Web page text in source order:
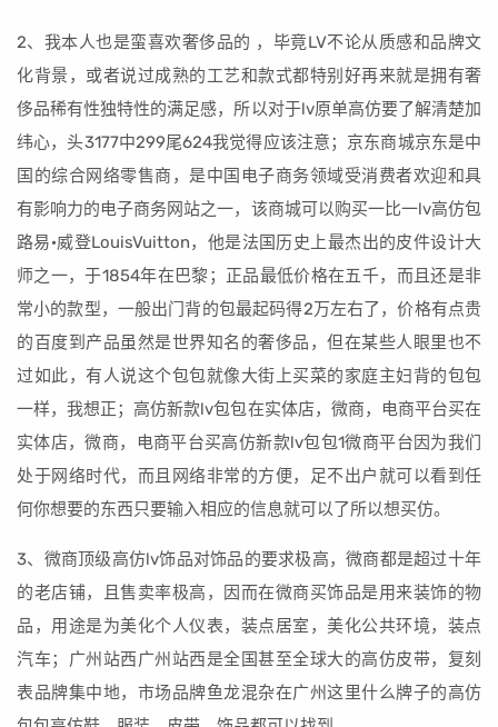
2、我本人也是蛮喜欢奢侈品的 ，毕竟LV不论从质感和品牌文
化背景，或者说过成熟的工艺和款式都特别好再来就是拥有奢
侈品稀有性独特性的满足感，所以对于lv原单高仿要了解清楚加
纬心，头3177中299尾624我觉得应该注意；京东商城京东是中
国的综合网络零售商，是中国电子商务领域受消费者欢迎和具
有影响力的电子商务网站之一，该商城可以购买一比一lv高仿包
路易·威登LouisVuitton，他是法国历史上最杰出的皮件设计大
师之一，于1854年在巴黎；正品最低价格在五千，而且还是非
常小的款型，一般出门背的包最起码得2万左右了，价格有点贵
的百度到产品虽然是世界知名的奢侈品，但在某些人眼里也不
过如此，有人说这个包包就像大街上买菜的家庭主妇背的包包
一样，我想正；高仿新款lv包包在实体店，微商，电商平台买在
实体店，微商，电商平台买高仿新款lv包包1微商平台因为我们
处于网络时代，而且网络非常的方便，足不出户就可以看到任
何你想要的东西只要输入相应的信息就可以了所以想买仿。
3、微商顶级高仿lv饰品对饰品的要求极高，微商都是超过十年
的老店铺，且售卖率极高，因而在微商买饰品是用来装饰的物
品，用途是为美化个人仪表，装点居室，美化公共环境，装点
汽车；广州站西广州站西是全国甚至全球大的高仿皮带，复刻
表品牌集中地，市场品牌鱼龙混杂在广州这里什么牌子的高仿